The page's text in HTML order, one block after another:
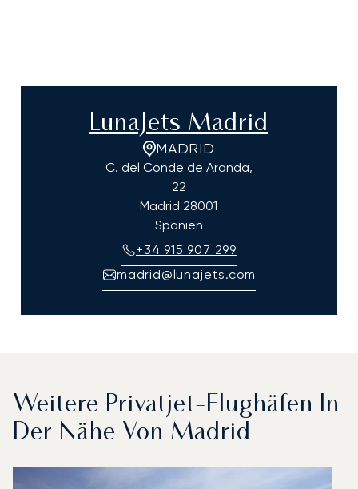
LunaJets Madrid
MADRID
C. del Conde de Aranda,
22
Madrid 28001
Spanien
+34 915 907 299
madrid@lunajets.com
Weitere Privatjet-Flughäfen In
Der Nähe Von Madrid